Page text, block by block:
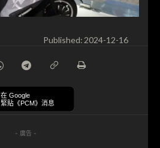
Published: 2024-12-16
在 Google
緊貼《PCM》消息
- 廣告 -